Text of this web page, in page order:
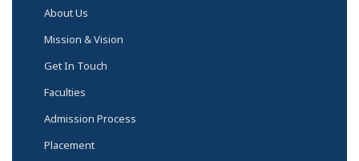
About Us
Mission & Vision
Get In Touch
Faculties
Admission Process
Placement